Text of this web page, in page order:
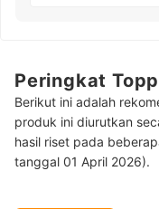
Peringkat
Berikut ini adalah
produk ini diurutkan
hasil riset pada
tanggal 01 April 2026).